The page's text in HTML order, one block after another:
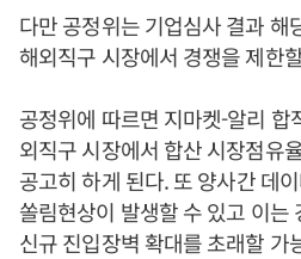
다만 공정위는 기업심사 결과 해
해외직구 시장에서 경쟁을 제한
공정위에 따르면 지마켓-알리 합
외직구 시장에서 합산 시장점유
공고히 하게 된다. 또 양사간 데
쏠림현상이 발생할 수 있고 이는
신규 진입장벽 확대를 초래할 가